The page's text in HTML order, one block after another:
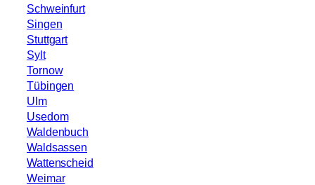
Schweinfurt
Singen
Stuttgart
Sylt
Tornow
Tübingen
Ulm
Usedom
Waldenbuch
Waldsassen
Wattenscheid
Weimar